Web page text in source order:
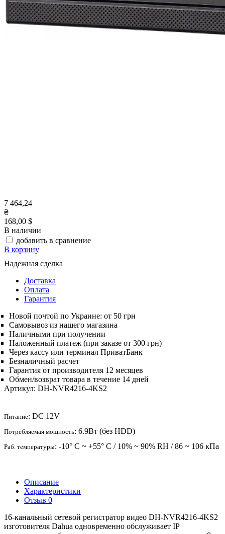
7 464,24
₴
168,00 $
В наличии
добавить в сравнение
В корзину
Надежная сделка
Доставка
Оплата
Гарантия
Новой почтой по Украине: от 50 грн
Самовывоз из нашего магазина
Наличными при получении
Наложенный платеж (при заказе от 300 грн)
Через кассу или терминал ПриватБанк
Безналичный расчет
Гарантия от производителя 12 месяцев
Обмен/возврат товара в течение 14 дней
Артикул: DH-NVR4216-4KS2
Питание: DC 12V
Потребляемая мощность: 6.9Вт (без HDD)
Раб. температуры: -10° C ~ +55° C / 10% ~ 90% RH / 86 ~ 106 кПа
Описание
Характеристики
Отзыв 0
16-канальный сетевой регистратор видео DH-NVR4216-4KS2
изготовителя Dahua одновременно обслуживает IP